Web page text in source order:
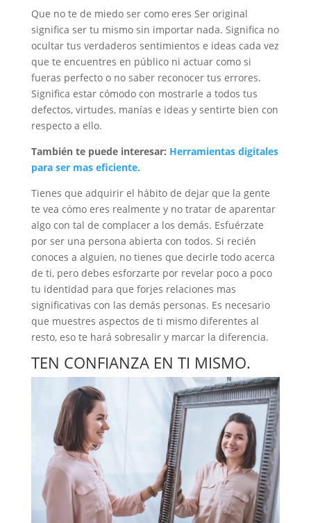
Que no te de miedo ser como eres Ser original
significa ser tu mismo sin importar nada. Significa no
ocultar tus verdaderos sentimientos e ideas cada vez
que te encuentres en público ni actuar como si
fueras perfecto o no saber reconocer tus errores.
Significa estar cómodo con mostrarle a todos tus
defectos, virtudes, manías e ideas y sentirte bien con
respecto a ello.
También te puede interesar: Herramientas digitales
para ser mas eficiente.
Tienes que adquirir el hábito de dejar que la gente
te vea cómo eres realmente y no tratar de aparentar
algo con tal de complacer a los demás. Esfuérzate
por ser una persona abierta con todos. Si recién
conoces a alguien, no tienes que decirle todo acerca
de ti, pero debes esforzarte por revelar poco a poco
tu identidad para que forjes relaciones mas
significativas con las demás personas. Es necesario
que muestres aspectos de ti mismo diferentes al
resto, eso te hará sobresalir y marcar la diferencia.
TEN CONFIANZA EN TI MISMO.